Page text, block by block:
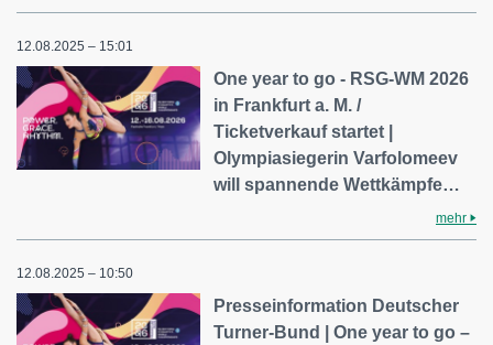
12.08.2025 – 15:01
One year to go - RSG-WM 2026
in Frankfurt a. M. /
Ticketverkauf startet |
Olympiasiegerin Varfolomeev
will spannende Wettkämpfe…
mehr
12.08.2025 – 10:50
Presseinformation Deutscher
Turner-Bund | One year to go –